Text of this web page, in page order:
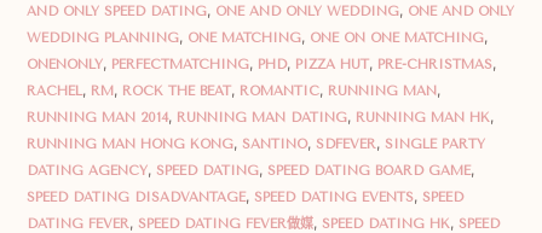
AND ONLY SPEED DATING, ONE AND ONLY WEDDING, ONE AND ONLY
WEDDING PLANNING, ONE MATCHING, ONE ON ONE MATCHING,
ONENONLY, PERFECTMATCHING, PHD, PIZZA HUT, PRE-CHRISTMAS,
RACHEL, RM, ROCK THE BEAT, ROMANTIC, RUNNING MAN,
RUNNING MAN 2014, RUNNING MAN DATING, RUNNING MAN HK,
RUNNING MAN HONG KONG, SANTINO, SDFEVER, SINGLE PARTY
DATING AGENCY, SPEED DATING, SPEED DATING BOARD GAME,
SPEED DATING DISADVANTAGE, SPEED DATING EVENTS, SPEED
DATING FEVER, SPEED DATING FEVER做媒, SPEED DATING HK, SPEED